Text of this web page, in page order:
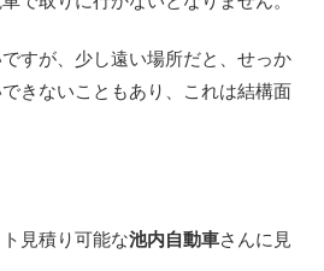
すが、少し遠い場所だと、せっか
きないこともあり、これは結構面
見積り可能な池内自動車さんに 見